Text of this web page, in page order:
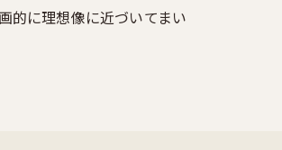
的に理想像に近づいてまい